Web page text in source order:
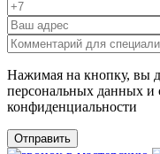
Нажимая на кнопку, вы
персональных данных и
конфиденциальности
Отправить